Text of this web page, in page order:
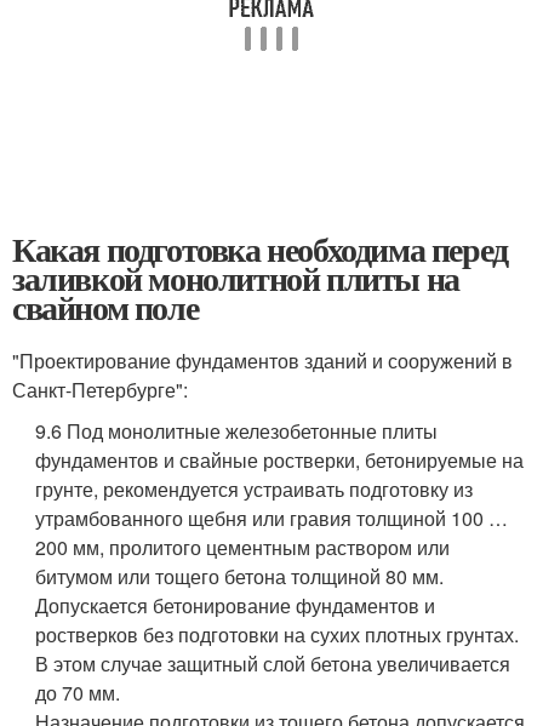
Какая подготовка необходима перед
заливкой монолитной плиты на
свайном поле
"Проектирование фундаментов зданий и сооружений в
Санкт-Петербурге":
9.6 Под монолитные железобетонные плиты
фундаментов и свайные ростверки, бетонируемые на
грунте, рекомендуется устраивать подготовку из
утрамбованного щебня или гравия толщиной 100 …
200 мм, пролитого цементным раствором или
битумом или тощего бетона толщиной 80 мм.
Допускается бетонирование фундаментов и
ростверков без подготовки на сухих плотных грунтах.
В этом случае защитный слой бетона увеличивается
до 70 мм.